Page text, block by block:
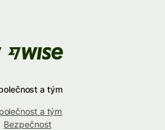
a tým
a tým
Bezpečnost